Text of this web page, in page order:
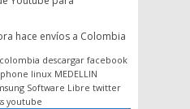
hace envíos a Colombia
colombia descargar facebook
linux MEDELLIN
Software Libre twitter
youtube